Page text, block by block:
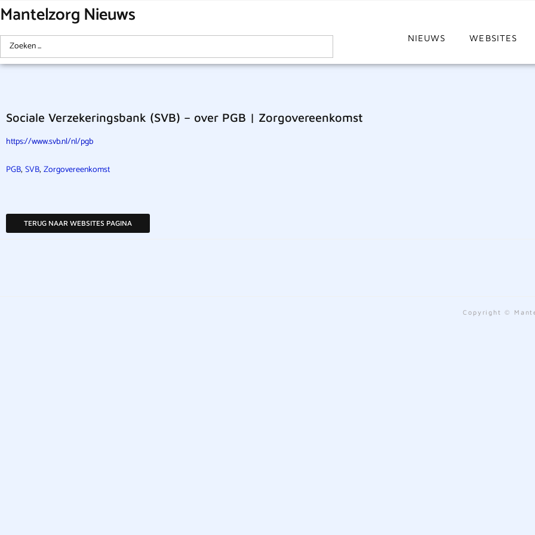
Mantelzorg Nieuws
NIEUWS WEBSITES
Sociale Verzekeringsbank (SVB) – over PGB | Zorgovereenkomst
https://www.svb.nl/nl/pgb
PGB, SVB, Zorgovereenkomst
TERUG NAAR WEBSITES PAGINA
Copyright ©